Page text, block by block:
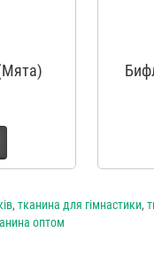
, тканина для гімнастики,
оптом